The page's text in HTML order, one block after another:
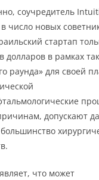
соучредитель
число новых
стартап
долларов в рамках
раунда» для своей
допускают
что может